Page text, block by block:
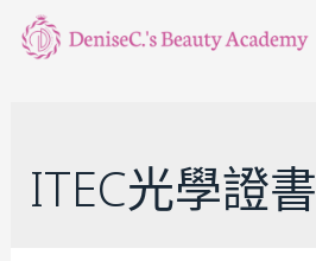
ITEC光學證書